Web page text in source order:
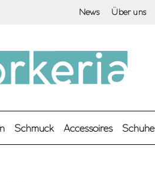
News Über uns
Schmuck Accessoires Schuhe